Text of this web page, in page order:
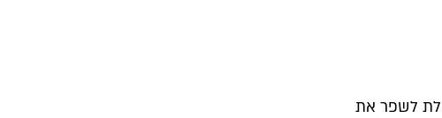
לשפר את